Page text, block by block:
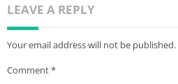
LEAVE A REPLY
Your email address will not be published.
Comment*